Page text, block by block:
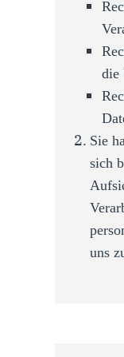
die
Sie
sich
uns